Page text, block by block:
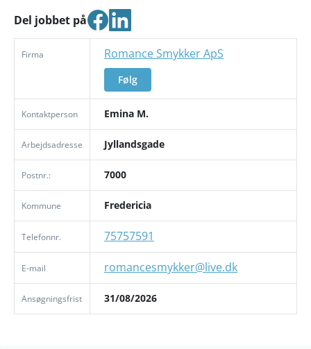
Del jobbet på
Firma Romance Smykker ApS
Følg
Kontaktperson Emina M.
Arbejdsadresse Jyllandsgade
Postnr.: 7000
Kommune Fredericia
Telefonnr. 75757591
E-mail romancesmykker@live.dk
Ansøgningsfrist 31/08/2026